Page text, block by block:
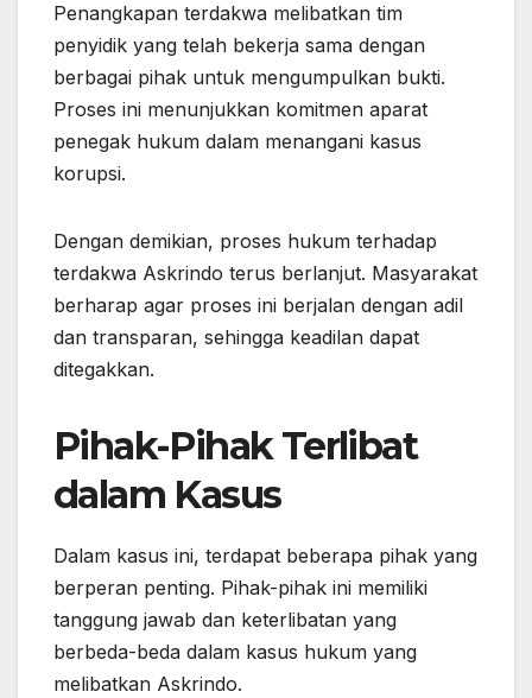
Penangkapan terdakwa melibatkan tim
penyidik yang telah bekerja sama dengan
berbagai pihak untuk mengumpulkan bukti.
Proses ini menunjukkan komitmen aparat
penegak hukum dalam menangani kasus
korupsi.
Dengan demikian, proses hukum terhadap
terdakwa Askrindo terus berlanjut. Masyarakat
berharap agar proses ini berjalan dengan adil
dan transparan, sehingga keadilan dapat
ditegakkan.
Pihak-Pihak Terlibat
dalam Kasus
Dalam kasus ini, terdapat beberapa pihak yang
berperan penting. Pihak-pihak ini memiliki
tanggung jawab dan keterlibatan yang
berbeda-beda dalam kasus hukum yang
melibatkan Askrindo.